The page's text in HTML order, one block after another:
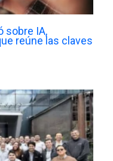
sobre IA,
reúne las claves